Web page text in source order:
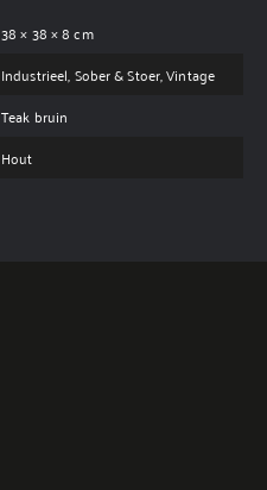
38 × 38 × 8 cm
Industrieel, Sober & Stoer, Vintage
Teak bruin
Hout